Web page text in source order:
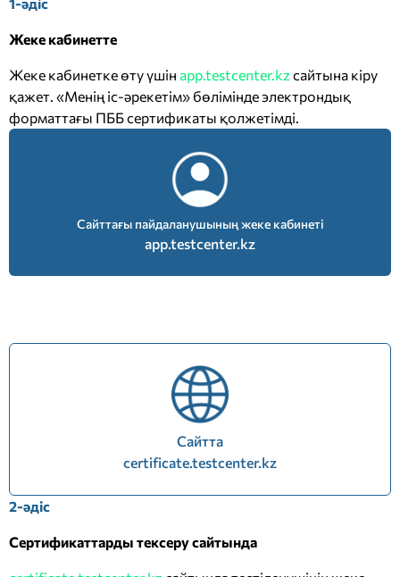
Жеке кабинетте
Жеке кабинетке өту үшін app.testcenter.kzсайтына кіру
қажет. «Менің іс-әрекетім» бөлімінде электрондық
форматтағы ПББ сертификаты қолжетімді.
Сайттағы пайдаланушының жеке кабинеті
app.testcenter.kz
Сайтта
certificate.testcenter.kz
2-әдіс
Сертификаттарды тексеру сайтында